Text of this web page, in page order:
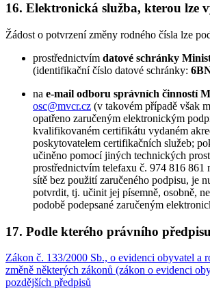
16. Elektronická služba, kterou lze
Žádost o potvrzení změny rodného čísla lze
prostřednictvím datové schránky
(identifikační číslo datové schránky:
na e-mail odboru správních činností
osc@mvcr.cz (v takovém případě však
opatřeno zaručeným elektronickým
kvalifikovaném certifikátu vydaném
poskytovatelem certifikačních služeb;
učiněno pomocí jiných technických
prostřednictvím telefaxu č. 974 816 861
sítě bez použití zaručeného podpisu, je
potvrdit, tj. učinit jej písemně, osobně,
podobě podepsané zaručeným
17. Podle kterého právního
Zákon č. 133/2000 Sb., o evidenci obyvatel a
změně některých zákonů (zákon o evidenci
pozdějších předpisů